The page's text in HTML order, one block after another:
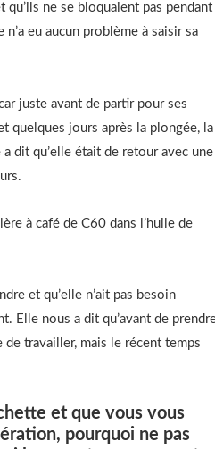
ne se bloquaient pas pendant
eu aucun problème à saisir sa
juste avant de partir pour ses
quelques jours après la plongée, la
dit qu’elle était de retour avec une
à café de C60 dans l’huile de
et qu’elle n’ait pas besoin
Elle nous a dit qu’avant de
de travailler, mais le récent temps
et que vous vous
pourquoi ne pas